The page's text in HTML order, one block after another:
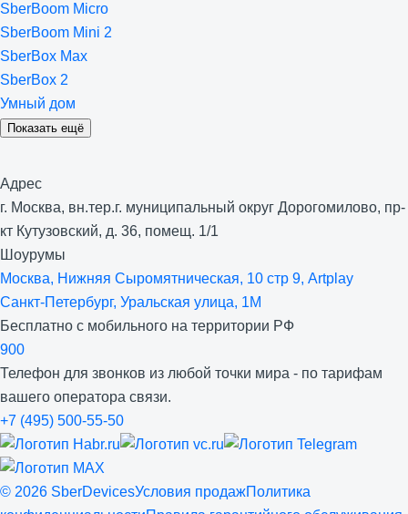
SberBoom Micro
SberBoom Mini 2
SberBox Max
SberBox 2
Умный дом
Показать ещё
Адрес
г. Москва, вн.тер.г. муниципальный округ Дорогомилово, пр-
кт Кутузовский, д. 36, помещ. 1/1
Шоурумы
Москва, Нижняя Сыро­мятническая, 10 стр 9, Artplay
Санкт-Петербург, Уральская улица, 1М
Бесплатно с мобильного на территории РФ
900
Телефон для звонков из любой точки мира - по тарифам
вашего оператора связи.
+7 (495) 500-55-50
© 2026 SberDevicesУсловия продажПолитика